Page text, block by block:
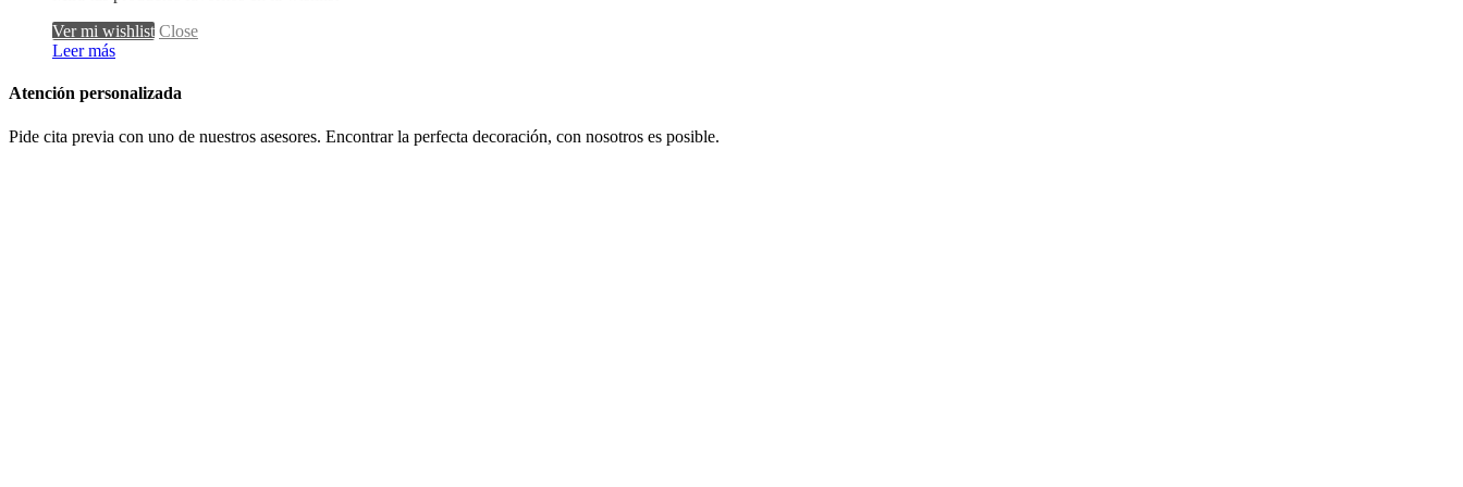
Ver mi wishlist Close
Leer más
Atención personalizada
Pide cita previa con uno de nuestros asesores. Encontrar la perfecta decoración, con nosotros es posible.